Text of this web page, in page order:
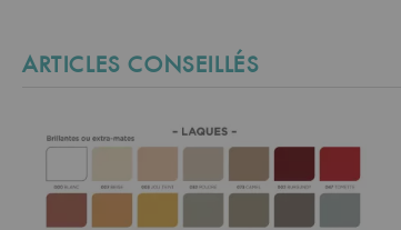
ARTICLES CONSEILLÉS